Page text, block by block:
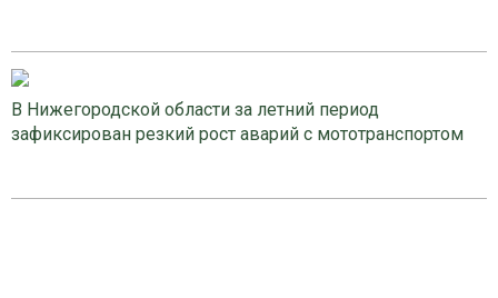
В Нижегородской области за летний период
зафиксирован резкий рост аварий с мототранспортом